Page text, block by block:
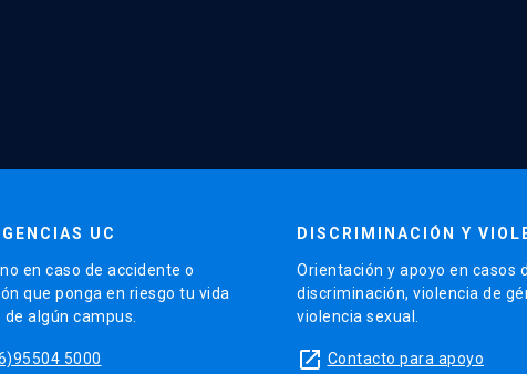
UC
en caso de accidente o
que ponga en riesgo tu vida
algún campus.
5000
DISCRIMINACIÓN Y
Orientación y apoyo en casos
discriminación, violencia de
violencia sexual.
launch Contacto para apoyo